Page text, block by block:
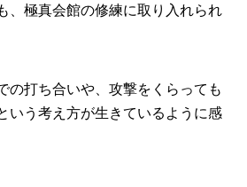
、極真会館の修練に取り入れられ
の打ち合いや、攻撃をくらっても
いう考え方が生きているように感